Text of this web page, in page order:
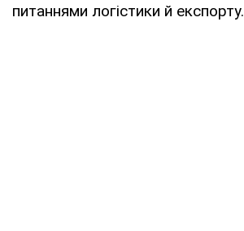
питаннями логістики й експорту.